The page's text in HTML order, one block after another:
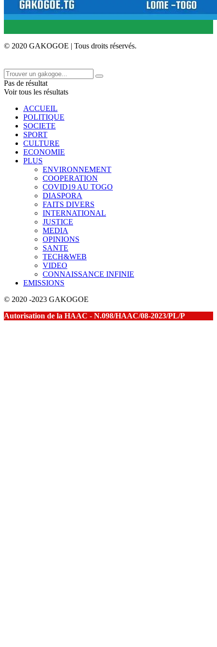
© 2020 GAKOGOE | Tous droits réservés.
Pas de résultat
Voir tous les résultats
ACCUEIL
POLITIQUE
SOCIETE
SPORT
CULTURE
ECONOMIE
PLUS
ENVIRONNEMENT
COOPERATION
COVID19 AU TOGO
DIASPORA
FAITS DIVERS
INTERNATIONAL
JUSTICE
MEDIA
OPINIONS
SANTE
TECH&WEB
VIDEO
CONNAISSANCE INFINIE
EMISSIONS
© 2020 -2023 GAKOGOE
Autorisation de la HAAC - N.098/HAAC/08-2023/PL/P